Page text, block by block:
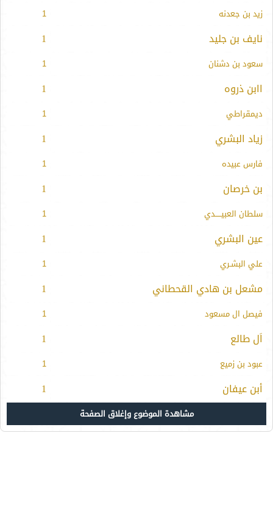
زيد بن جعدنه 1
نايف بن جليد 1
سعود بن دشنان 1
اابن ذروه 1
ديمقراطي 1
زياد البشري 1
فارس عبيده 1
بن خرصان 1
سلطان العبيـــــدي 1
عين البشري 1
علي البشـري 1
مشعل بن هادي القحطاني 1
فيصل ال مسعود 1
اَل طالع 1
عبود بن زميع 1
أبن عيفان 1
مشاهدة الموضوع وإغلاق الصفحة